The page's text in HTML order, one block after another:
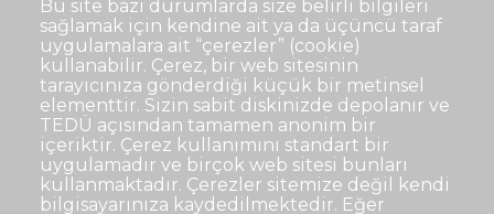
geliştirmeleri özendirilmektedir.
Bu site bazı durumlarda size belirli bilgileri
sağlamak için kendine ait ya da üçüncü taraf
uygulamalara ait “çerezler” (cookie)
kullanabilir. Çerez, bir web sitesinin
tarayıcınıza gönderdiği küçük bir metinsel
elementtir. Sizin sabit diskinizde depolanır ve
TEDÜ açısından tamamen anonim bir
içeriktir. Çerez kullanımını standart bir
uygulamadır ve birçok web sitesi bunları
kullanmaktadır. Çerezler sitemize değil kendi
bilgisayarınıza kaydedilmektedir. Eğer
Dipnot
Sıkça Sorulan Sorular
Kişisel Verilerin Korunması
Gizlilik Politikası
Sorumluluk Reddi